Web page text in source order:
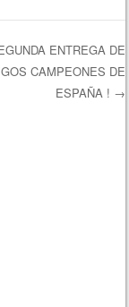
ENTREGA DE
CAMPEONES DE
ESPAÑA ! →